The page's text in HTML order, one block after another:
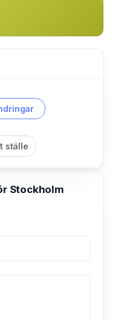
ställe
Stockholm